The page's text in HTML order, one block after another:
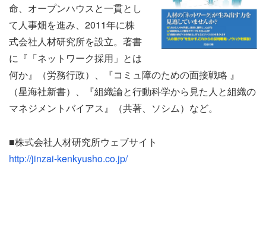
命、オープンハウスと一貫とし
て人事畑を進み、2011年に株
式会社人材研究所を設立。著書
に『「ネットワーク採用」とは
何か』（労務行政）、『コミュ障のための面接戦略 』
（星海社新書）、『組織論と行動科学から見た人と組織の
マネジメントバイアス』（共著、ソシム）など。
■株式会社人材研究所ウェブサイト
http://jinzai-kenkyusho.co.jp/